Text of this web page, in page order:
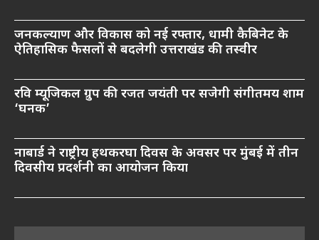
जनकल्याण और विकास को नई रफ्तार, धामी कैबिनेट के
ऐतिहासिक फैसलों से बदलेगी उत्तराखंड की तस्वीर
रवि म्यूजिकल ग्रुप की रजत जयंती पर सजेगी संगीतमय शाम
‘घनक’
नाबार्ड ने राष्ट्रीय हथकरघा दिवस के अवसर पर मुंबई में तीन
दिवसीय प्रदर्शनी का आयोजन किया